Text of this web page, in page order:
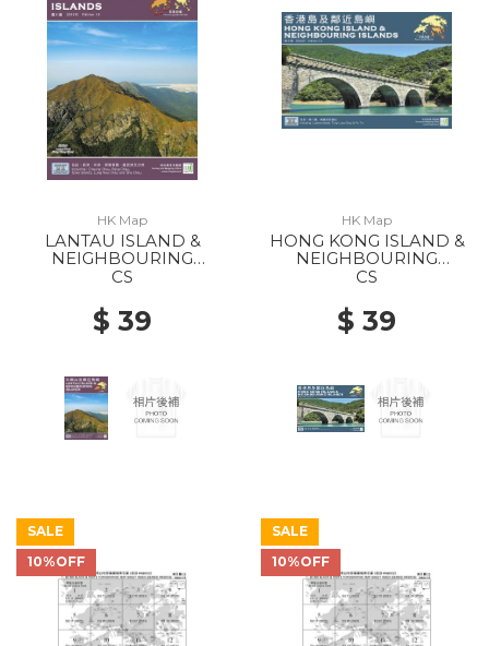
HK Map
LANTAU ISLAND &
NEIGHBOURING
ISLANDS 2022
CS
$ 39
HK Map
HONG KONG ISLAND &
NEIGHBOURING
ISLANDS 2022
CS
$ 39
SALE
10%OFF
SALE
10%OFF